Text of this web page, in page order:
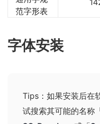
范字形表
字体安装
Tips：如果安装后在
试搜索其可能的名称